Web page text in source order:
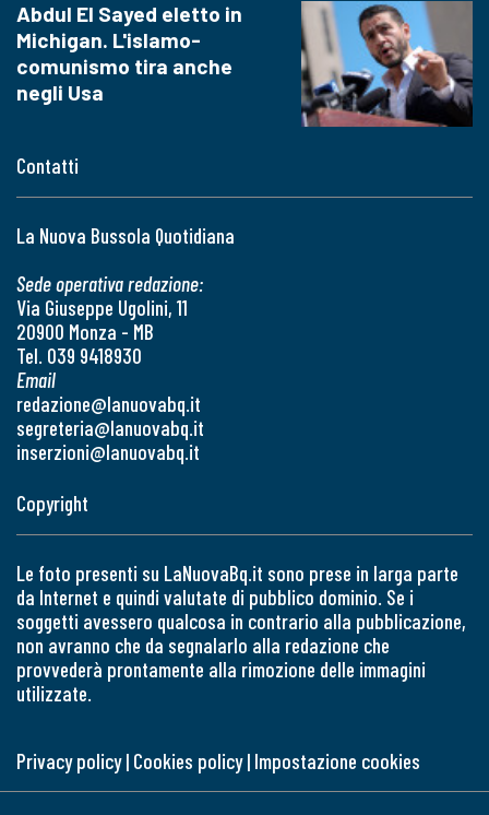
Contatti
La Nuova Bussola Quotidiana
Sede operativa redazione:
Via Giuseppe Ugolini, 11
20900 Monza - MB
Tel. 039 9418930
Email
redazione@lanuovabq.it
segreteria@lanuovabq.it
inserzioni@lanuovabq.it
Abdul El Sayed eletto in
Michigan. L'islamo-
comunismo tira anche
negli Usa
Copyright
Le foto presenti su LaNuovaBq.it sono prese in larga parte
da Internet e quindi valutate di pubblico dominio. Se i
soggetti avessero qualcosa in contrario alla pubblicazione,
non avranno che da segnalarlo alla redazione che
provvederà prontamente alla rimozione delle immagini
utilizzate.
Privacy policy| Cookies policy| Impostazione cookies